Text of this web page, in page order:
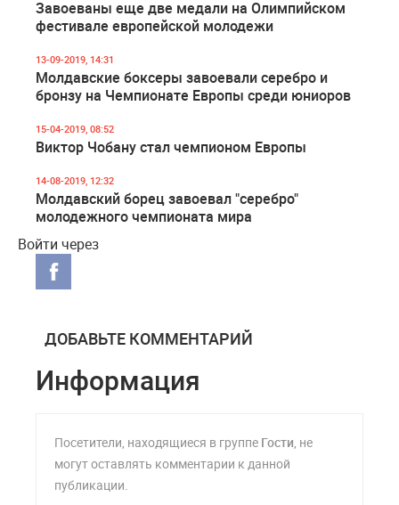
Завоеваны еще две медали на Олимпийском
фестивале европейской молодежи
13-09-2019, 14:31
Молдавские боксеры завоевали серебро и
бронзу на Чемпионате Европы среди юниоров
15-04-2019, 08:52
Виктор Чобану стал чемпионом Европы
14-08-2019, 12:32
Молдавский борец завоевал "серебро"
молодежного чемпионата мира
Войти через
ДОБАВЬТЕ КОММЕНТАРИЙ
Информация
Посетители, находящиеся в группе Гости, не
могут оставлять комментарии к данной
публикации.